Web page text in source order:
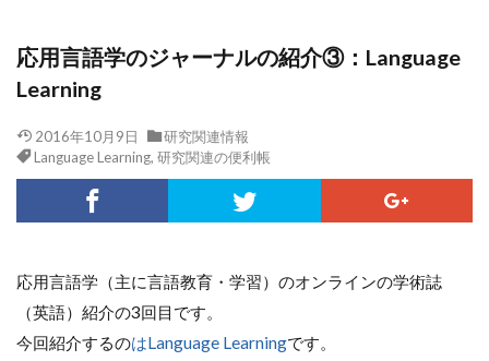
応用言語学のジャーナルの紹介③：Language
Learning
2016年10月9日
研究関連情報
Language Learning, 研究関連の便利帳
応用言語学（主に言語教育・学習）のオンラインの学術誌
（英語）紹介の3回目です。
今回紹介するのはLanguage Learningです。